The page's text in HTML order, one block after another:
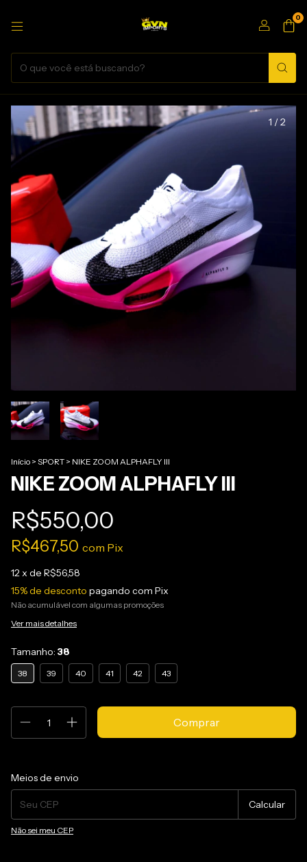
0
1 /2
Início > SPORT > NIKE ZOOM ALPHAFLY III
NIKE ZOOM ALPHAFLY III
R$550,00
R$467,50 com Pix
12x de R$56,58
15% de desconto pagando com Pix
Não acumulável com algumas promoções
Ver mais detalhes
Tamanho: 38
38 39 40 41 42 43
Entregas para o CEP:
Meios de envio
Calcular
Não sei meu CEP